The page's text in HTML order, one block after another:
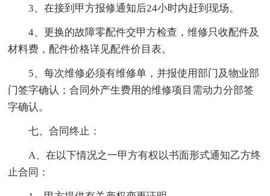
3、在接到甲方报修通知后24小时内赶到现场。
4、更换的故障零配件交甲方检查，维修只收配件及
材料费，配件价格详见配件价目表。
5、每次维修必须有维修单，并报使用部门及物业部
门签字确认；合同外产生费用的维修项目需动力分部签
字确认。
七、合同终止：
A、在以下情况之一甲方有权以书面形式通知乙方终
止合同：